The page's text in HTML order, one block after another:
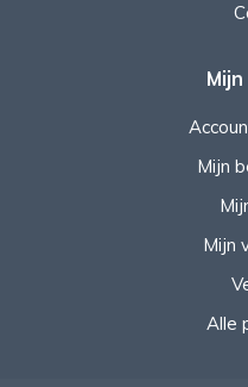
Mijn
Mijn
Alle